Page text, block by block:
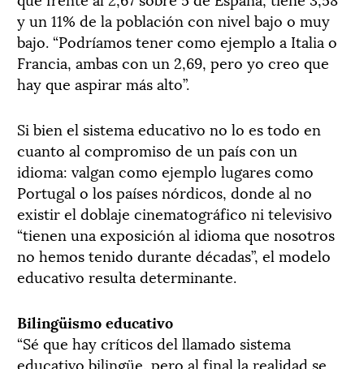
y un 11% de la población con nivel bajo o muy
bajo. “Podríamos tener como ejemplo a Italia o
Francia, ambas con un 2,69, pero yo creo que
hay que aspirar más alto”.
Si bien el sistema educativo no lo es todo en
cuanto al compromiso de un país con un
idioma: valgan como ejemplo lugares como
Portugal o los países nórdicos, donde al no
existir el doblaje cinematográfico ni televisivo
“tienen una exposición al idioma que nosotros
no hemos tenido durante décadas”, el modelo
educativo resulta determinante.
Bilingüismo educativo
“Sé que hay críticos del llamado sistema
educativo bilingüe, pero al final la realidad se